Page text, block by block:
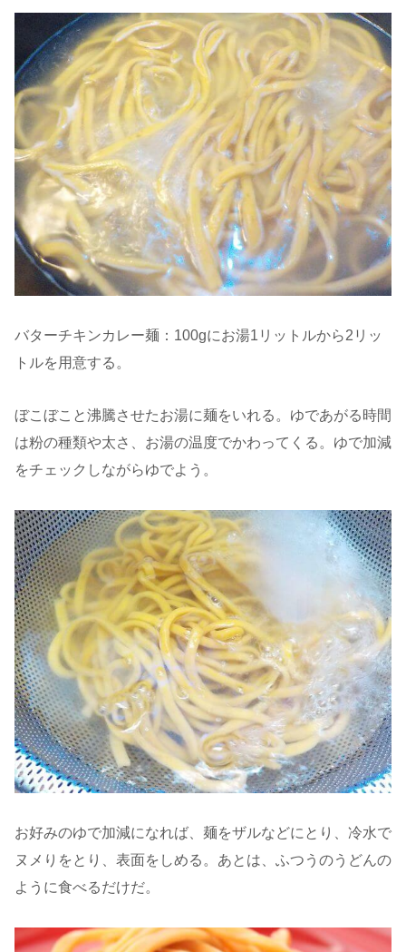
バターチキンカレー麺：100gにお湯1リットルから2リッ
トルを用意する。
ぼこぼこと沸騰させたお湯に麺をいれる。ゆであがる時間
は粉の種類や太さ、お湯の温度でかわってくる。ゆで加減
をチェックしながらゆでよう。
お好みのゆで加減になれば、麺をザルなどにとり、冷水で
ヌメりをとり、表面をしめる。あとは、ふつうのうどんの
ように食べるだけだ。